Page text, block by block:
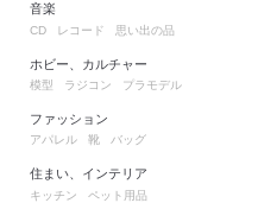
音楽
CD レコード 思い出の品
ホビー、カルチャー
模型 ラジコン プラモデル
ファッション
アパレル 靴 バッグ
住まい、インテリア
キッチン ペット用品